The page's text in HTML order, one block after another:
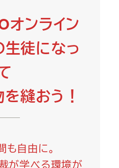
オンライン
徒になっ
縫おう！
自由に。
が学べる環境が